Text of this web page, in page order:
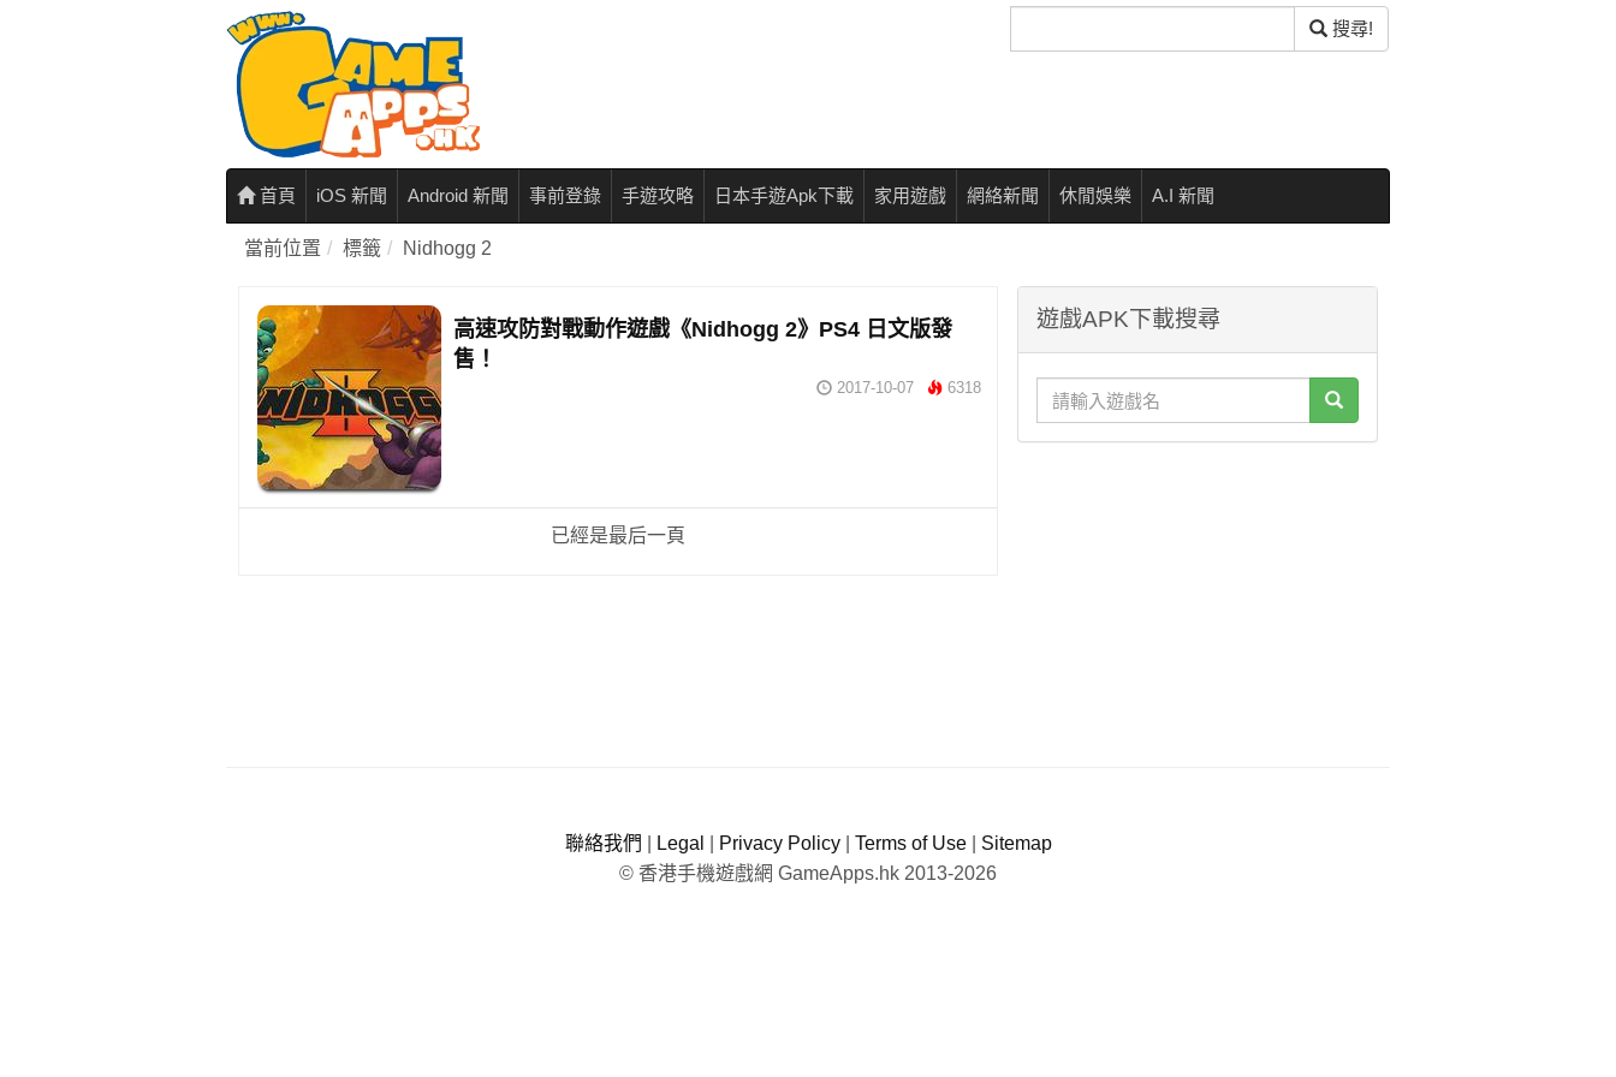
尋
搜尋!
首頁 iOS 新聞 Android 新聞 事前登錄 手遊攻略 日本手遊Apk下載 家用遊戲 網絡新聞 休閒娛樂 A.I 新聞
當前位置 標籤 Nidhogg 2
高速攻防對戰動作遊戲《Nidhogg 2》PS4 日文版發
售！
2017-10-07 6318
已經是最后一頁
遊戲APK下載搜尋
聯絡我們 Legal Privacy Policy| Terms of Use| Sitemap
© 香港手機遊戲網 GameApps.hk 2013-2026